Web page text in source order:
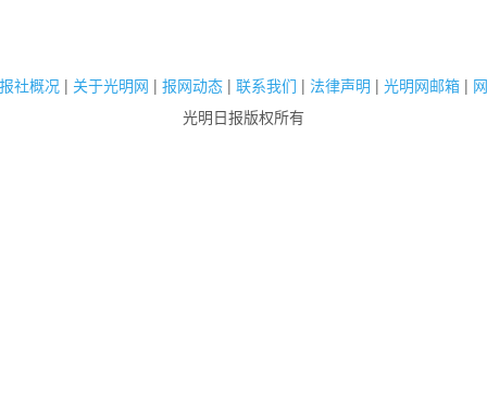
社概况 | 关于光明网 | 报网动态 | 联系我们 | 法律声明 | 光明网邮箱 |
光明日报版权所有